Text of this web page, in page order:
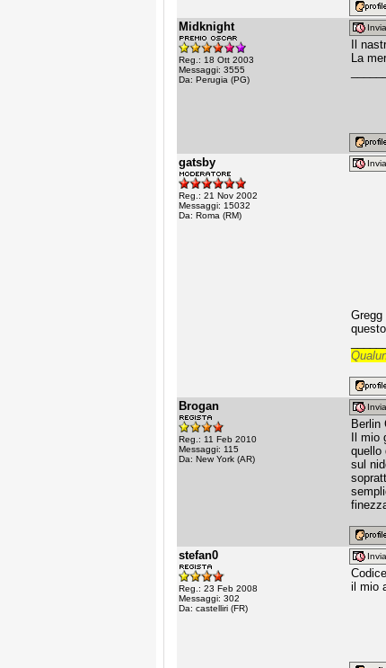
Midknight
Reg.: 18 Ott 2003
Messaggi: 3555
Da: Perugia (PG)
Il
La
gatsby
Reg.: 21 Nov 2002
Messaggi: 15032
Da: Roma (RM)
Brogan
Reg.: 11 Feb 2010
Messaggi: 115
Da: New York (AR)
Berlin
Il
quello
sul
stefan0
Reg.: 23 Feb 2008
Messaggi: 302
Da: castelliri (FR)
il mio